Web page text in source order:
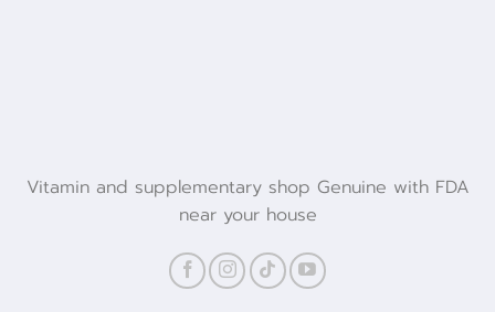
Vitamin and supplementary shop Genuine with FDA
near your house